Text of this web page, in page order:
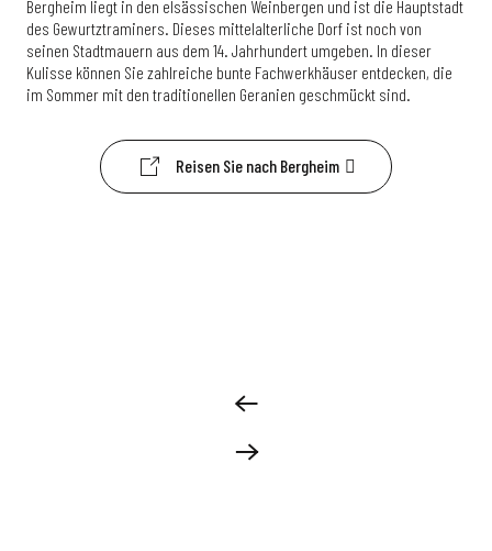
Bergheim liegt in den elsässischen Weinbergen und ist die Hauptstadt
des Gewurtztraminers. Dieses mittelalterliche Dorf ist noch von
seinen Stadtmauern aus dem 14. Jahrhundert umgeben. In dieser
Kulisse können Sie zahlreiche bunte Fachwerkhäuser entdecken, die
im Sommer mit den traditionellen Geranien geschmückt sind.
Reisen Sie nach Bergheim